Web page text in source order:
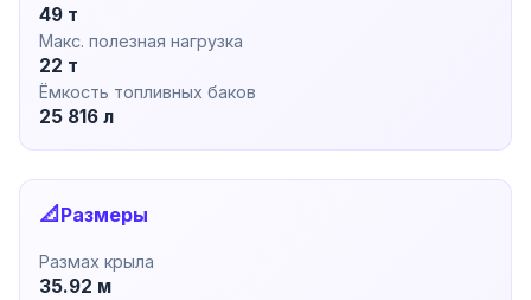
49 т
Макс. полезная нагрузка
22 т
Ёмкость топливных баков
25 816 л
📐 Размеры
Размах крыла
35.92 м